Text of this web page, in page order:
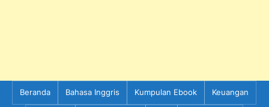
Beranda Bahasa Inggris Kumpulan Ebook Keuangan